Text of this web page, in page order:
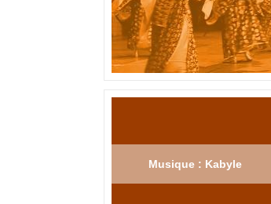
Musique : Kabyle